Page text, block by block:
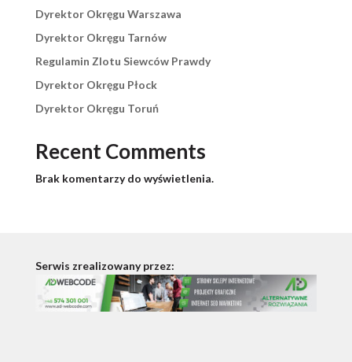
Dyrektor Okręgu Warszawa
Dyrektor Okręgu Tarnów
Regulamin Zlotu Siewców Prawdy
Dyrektor Okręgu Płock
Dyrektor Okręgu Toruń
Recent Comments
Brak komentarzy do wyświetlenia.
Serwis zrealizowany przez: